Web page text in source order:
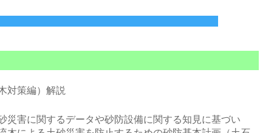
対策編）解説
害に関するデータや砂防設備に関する知見に基づい